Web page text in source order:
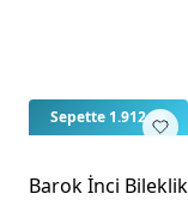
Bu ürün için
Sepette 1.912,50
Barok İnci Bileklik